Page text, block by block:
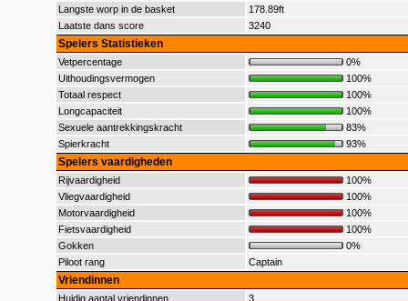
Langste worp in de basket
178.89ft
Laatste dans score
3240
Spelers Statistieken
Vetpercentage
0%
Uithoudingsvermogen
100%
Totaal respect
100%
Longcapaciteit
100%
Sexuele aantrekkingskracht
83%
Spierkracht
93%
Spelers vaardigheden
Rijvaardigheid
100%
Vliegvaardigheid
100%
Motorvaardigheid
100%
Fietsvaardigheid
100%
Gokken
0%
Piloot rang
Captain
Vriendinnen
Huidig aantal vriendinnen
3